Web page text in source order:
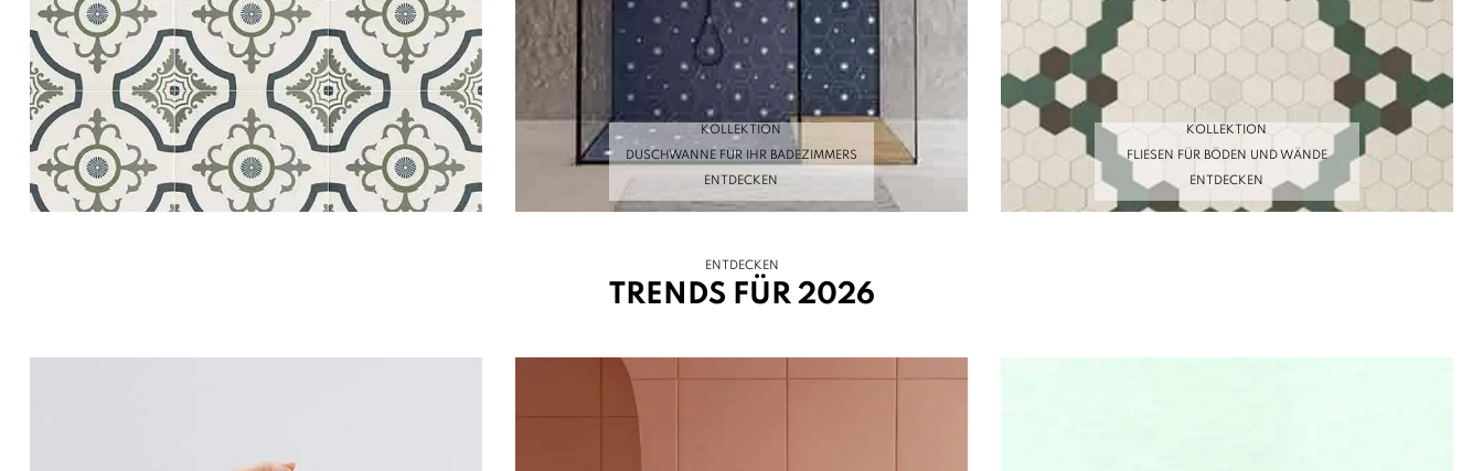
KOLLEKTION
DUSCHWANNE FÜR IHR BADEZIMMERS
ENTDECKEN
KOLLEKTION
FLIESEN FÜR BÖDEN UND WÄNDE
ENTDECKEN
ENTDECKEN
TRENDS FÜR 2026